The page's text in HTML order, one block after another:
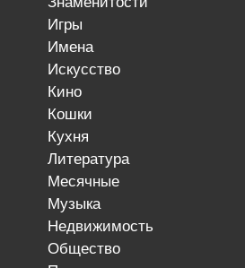
игры
имена
искусство
кино
кошки
кухня
литература
месячные
музыка
недвижимость
общество